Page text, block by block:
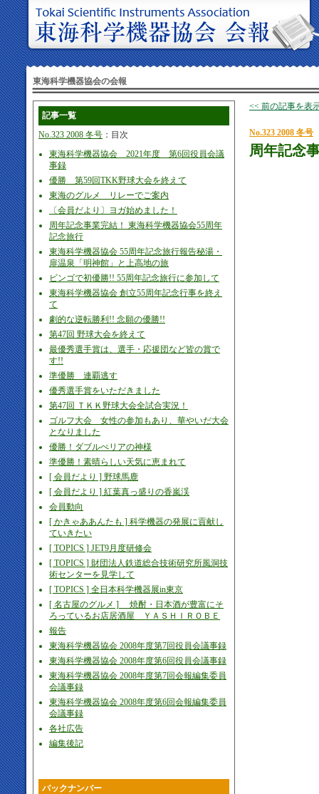
東海科学機器協会の会報
記事一覧
No.323 2008 冬号 ：目次
東海科学機器協会 2021年度 第6回役員会議
事録
優勝 第59回TKK野球大会を終えて
東海のグルメ リレーでご案内
〔会員だより〕ヨガ始めました！
周年記念事業完結！ 東海科学機器協会55周年
記念旅行
東海科学機器協会 55周年記念旅行報告秘湯・
扉温泉「明神館」と上高地の旅
ビンゴで初優勝!! 55周年記念旅行に参加して
東海科学機器協会 創立55周年記念行事を終え
て
劇的な逆転勝利!! 念願の優勝!!
第47回 野球大会を終えて
最優秀選手賞は、選手・応援団など皆の賞で
す!!
準優勝 連覇逃す
優秀選手賞をいただきました
第47回 ＴＫＫ野球大会全試合実況！
ゴルフ大会 女性の参加もあり、華やいだ大会
となりました
優勝！ダブルぺリアの神様
準優勝！素晴らしい天気に恵まれて
[ 会員だより ] 野球馬鹿
[ 会員だより ] 紅葉真っ盛りの香嵐渓
会員動向
[ かきゃああんたも ] 科学機器の発展に貢献し
ていきたい
[ TOPICS ] JET9月度研修会
[ TOPICS ] 財団法人鉄道総合技術研究所風洞技
術センターを見学して
[ TOPICS ] 全日本科学機器展in東京
[ 名古屋のグルメ ] 焼酎・日本酒が豊富にそ
ろっているお店居酒屋 ＹＡＳＨＩＲＯＢＥ
報告
東海科学機器協会 2008年度第7回役員会議事録
東海科学機器協会 2008年度第6回役員会議事録
東海科学機器協会 2008年度第7回会報編集委員
会議事録
東海科学機器協会 2008年度第6回会報編集委員
会議事録
各社広告
編集後記
バックナンバー
<< 前の記事を表
No.323 2008 冬号
周年記念